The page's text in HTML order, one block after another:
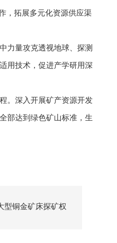
，拓展多元化资源供应渠
力量攻克透视地球、探测
用技术，促进产学研用深
。深入开展矿产资源开发
部达到绿色矿山标准，生
型铜金矿床探矿权